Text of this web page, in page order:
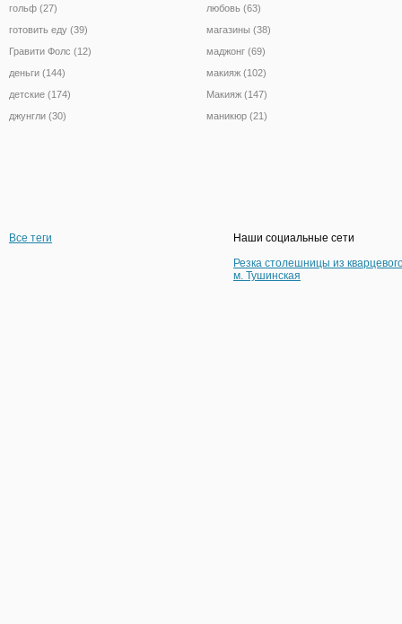
гольф (27)
готовить еду (39)
Гравити Фолс (12)
деньги (144)
детские (174)
джунгли (30)
любовь (63)
магазины (38)
маджонг (69)
макияж (102)
Макияж (147)
маникюр (21)
Все теги
Наши социальные сети
Резка столешницы из
м. Тушинская